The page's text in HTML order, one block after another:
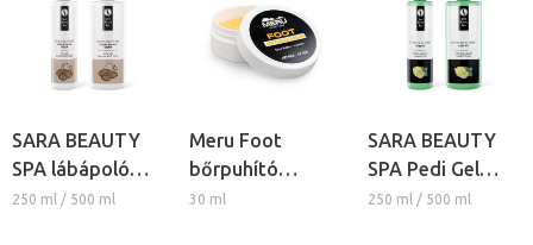
SARA BEAUTY
SPA lábápoló
masszázs krém -
250 ml / 500 ml
Meru Foot
bőrpuhító
lábápoló krém
30 ml
SARA BEAUTY
SPA Pedi Gel
Citrus & Menta
250 ml / 500 ml